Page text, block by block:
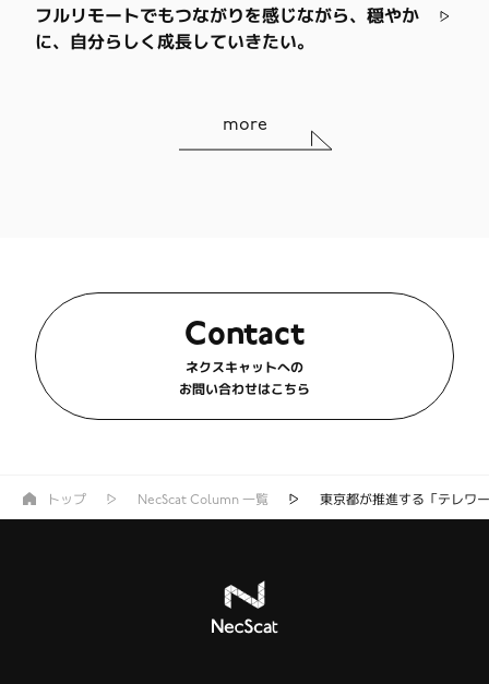
トップ NecScat Column 一覧 東京都が推進する「テレワ
フルリモートでもつながりを感じながら、穏やか
に、自分らしく成長していきたい。
more
Contact
ネクスキャットへの
お問い合わせはこちら